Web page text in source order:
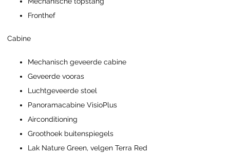
Fronthef
Cabine
Mechanisch geveerde cabine
Geveerde vooras
Luchtgeveerde stoel
Panoramacabine VisioPlus
Airconditioning
Groothoek buitenspiegels
Lak Nature Green, velgen Terra Red